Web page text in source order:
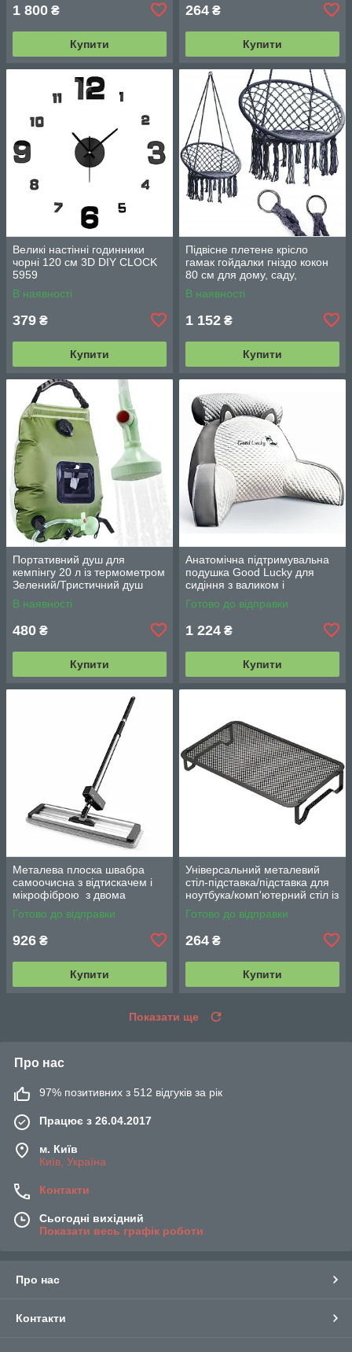
1 800 ₴
Купити
264 ₴
Купити
Великі настінні годинники
чорні 120 см 3D DIY CLOCK
5959
В наявності
379 ₴
Купити
Підвісне плетене крісло
гамак гойдалки гніздо кокон
80 см для дому, саду,
балкона та тераси
В наявності
1 152 ₴
Купити
Портативний душ для
кемпінгу 20 л із термометром
Зелений/Тристичний душ
переносний з лійкою/
Польовий душ сумка
В наявності
480 ₴
Купити
Анатомічна підтримувальна
подушка Good Lucky для
сидіння з валиком і
підлокітниками
Готово до відправки
1 224 ₴
Купити
Металева плоска швабра
самоочисна з відтискачем і
мікрофіброю з двома
змінними насадками M06
42см
Готово до відправки
926 ₴
Купити
Універсальний металевий
стіл-підставка/підставка для
ноутбука/комп'ютерний стіл із
вентиляцією
Готово до відправки
264 ₴
Купити
Показати ще
Про нас
97% позитивних з 512 відгуків за рік
Працює з 26.04.2017
м. Київ
Київ, Україна
Контакти
Сьогодні вихідний
Показати весь графік роботи
Про нас
Контакти